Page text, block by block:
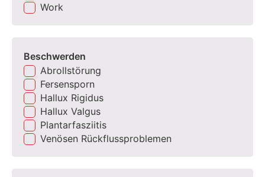
Work
Beschwerden
Abrollstörung
Fersensporn
Hallux Rigidus
Hallux Valgus
Plantarfasziitis
Venösen Rückflussproblemen